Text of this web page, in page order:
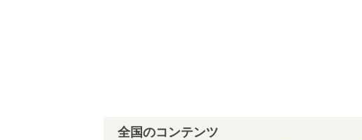
全国のコンテンツ